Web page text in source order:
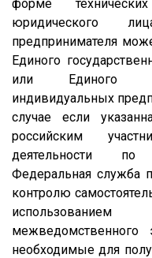
форме
юридического
предпринимателя
Единого
или Единого
индивидуальных
случае если
российским
деятельности по
Федеральная служба
контролю
межведомственного
необходимые для